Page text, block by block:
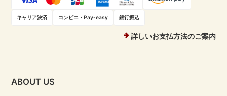
キャリア決済 コンビニ・Pay-easy 銀行振込
詳しいお支払方法のご案内
ABOUT US